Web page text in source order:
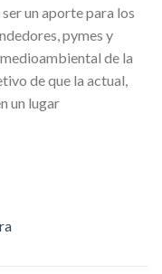
un aporte para los
pymes y
de la
de que la actual,
un lugar